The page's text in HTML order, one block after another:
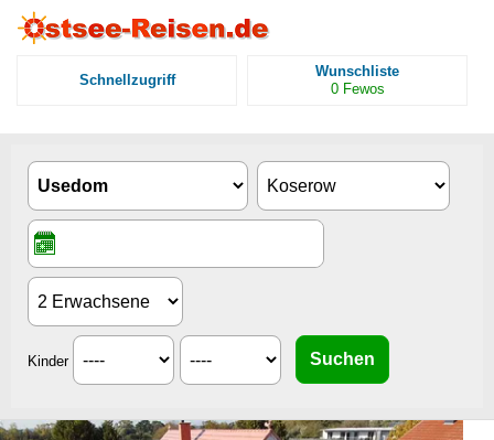
Schnellzugriff
Wunschliste
0 Fewos
Kinder